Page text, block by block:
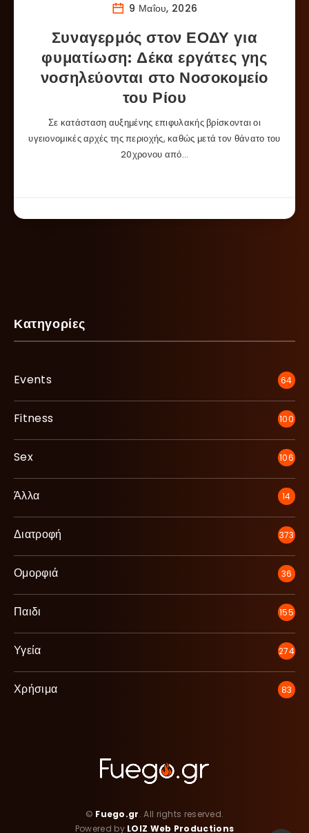
9 Μαΐου, 2026
Συναγερμός στον ΕΟΔΥ για
φυματίωση: Δέκα εργάτες γης
νοσηλεύονται στο Νοσοκομείο
του Ρίου
Σε κατάσταση αυξημένης επιφυλακής βρίσκονται οι
υγειονομικές αρχές της περιοχής, καθώς μετά τον θάνατο του
20χρονου από…
Κατηγορίες
Events 64
Fitness 100
Sex 106
Άλλα 14
Διατροφή 373
Ομορφιά 36
Παιδι 155
Υγεία 274
Χρήσιμα 83
© Fuego.gr. All rights reserved.
Powered by LOIZ Web Productions